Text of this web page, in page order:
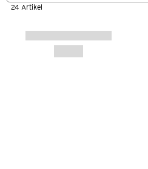
24 Artikel